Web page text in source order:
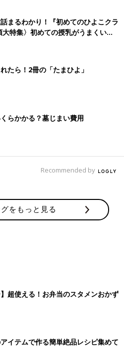
」
！」と絶賛するこちらはスパイシ
キンなので小さなお子さんでも安
ポイントですね！これ一つでメイ
のない日に活用したいアイテムで
まるわかり！『初めてのひよこクラ
大特集〉初めての授乳がうまくい
ルクの基本と夏のトラブル 解決テ
たら！2冊の「たまひよ」
らかかる？墓じまい費用
Recommended by
をもっと見る
】超使える！お弁当のスタメンおかず
イテムで作る簡単絶品レシピ集めて